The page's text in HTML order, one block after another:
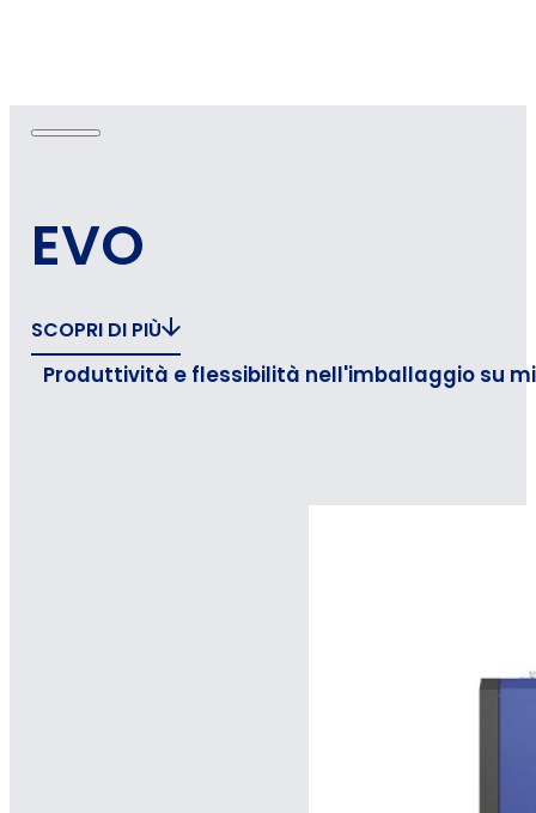
EVO
SCOPRI DI PIÙ
Produttività e flessibilità nell'imballaggio su